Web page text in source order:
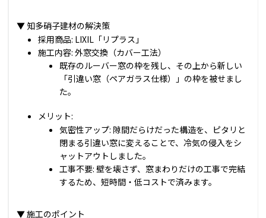
▼ 知多硝子建材の解決策
採用商品: LIXIL「リプラス」
施工内容: 外窓交換（カバー工法）
既存のルーバー窓の枠を残し、その上から新しい
「引違い窓（ペアガラス仕様）」の枠を被せまし
た。
メリット:
気密性アップ: 隙間だらけだった構造を、ピタリと
閉まる引違い窓に変えることで、冷気の侵入をシ
ャットアウトしました。
工事不要: 壁を壊さず、窓まわりだけの工事で完結
するため、短時間・低コストで済みます。
▼ 施工のポイント